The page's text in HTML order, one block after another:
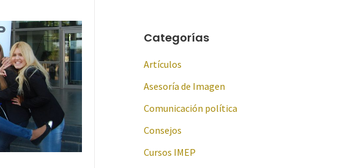
Categorías
Artículos
Asesoría de Imagen
Comunicación política
Consejos
Cursos IMEP